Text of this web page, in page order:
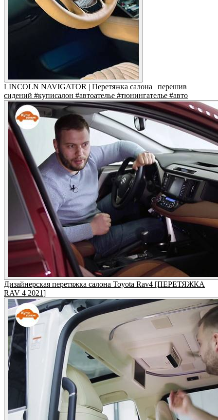
LINCOLN NAVIGATOR | Перетяжка салона | перешив
сидений #куписалон #автоателье #тюнингателье #авто
Дизайнерская перетяжка салона Toyota Rav4 [ПЕРЕТЯЖКА
RAV 4 2021]